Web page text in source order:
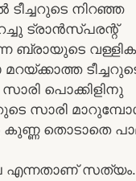
നിറഞ്ഞ
ട്രാൻസ്പരന്റ്
ബ്രായുടെ
പൊക്കിളിനു
സാരി
കുണ്ണ തൊടാതെ
എന്നതാണ് സത്യം.